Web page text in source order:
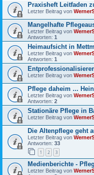
Praxisheft Leitfaden
Letzter Beitrag von
Mangelhafte
Letzter Beitrag von
Antworten: 1
Heimaufsicht in
Letzter Beitrag von
Antworten: 1
Letzter Beitrag von
Pflege daheim ...
Letzter Beitrag von
Antworten: 2
Stationäre Pflege in
Letzter Beitrag von
Die Altenpflege geht
Letzter Beitrag von
Antworten: 33
1 2 3
Medienberichte -
Letzter Beitrag von